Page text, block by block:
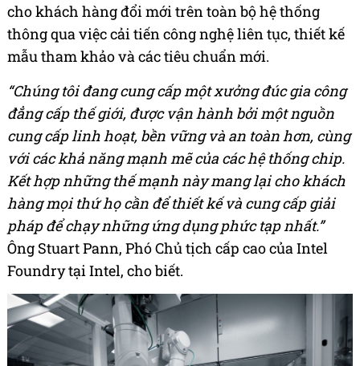
cho khách hàng đổi mới trên toàn bộ hệ thống
thông qua việc cải tiến công nghệ liên tục, thiết kế
mẫu tham khảo và các tiêu chuẩn mới.
“Chúng tôi đang cung cấp một xưởng đúc gia công
đẳng cấp thế giới, được vận hành bởi một nguồn
cung cấp linh hoạt, bền vững và an toàn hơn, cùng
với các khả năng mạnh mẽ của các hệ thống chip.
Kết hợp những thế mạnh này mang lại cho khách
hàng mọi thứ họ cần để thiết kế và cung cấp giải
pháp để chạy những ứng dụng phức tạp nhất.”
Ông Stuart Pann, Phó Chủ tịch cấp cao của Intel
Foundry tại Intel, cho biết.